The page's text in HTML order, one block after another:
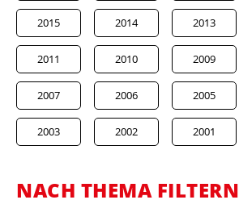
2015 2014 2013
2011 2010 2009
2007 2006 2005
2003 2002 2001
NACH THEMA FILTERN